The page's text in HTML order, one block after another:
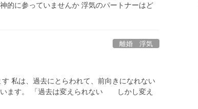
的に参っていませんか 浮気のパートナーはど
離婚 浮気
私は、過去にとらわれて、前向きになれない
います。 「過去は変えられない しかし変え